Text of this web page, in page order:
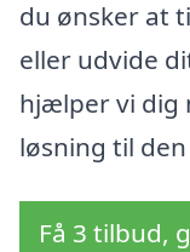
du ønsker at
eller udvide
hjælper vi dig
løsning til
Få 3 tilbud,